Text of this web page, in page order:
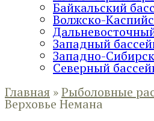
Байкальский
Волжско-
Западный
Западно-
Северный
Главная »Рыболовные
Верховье Немана